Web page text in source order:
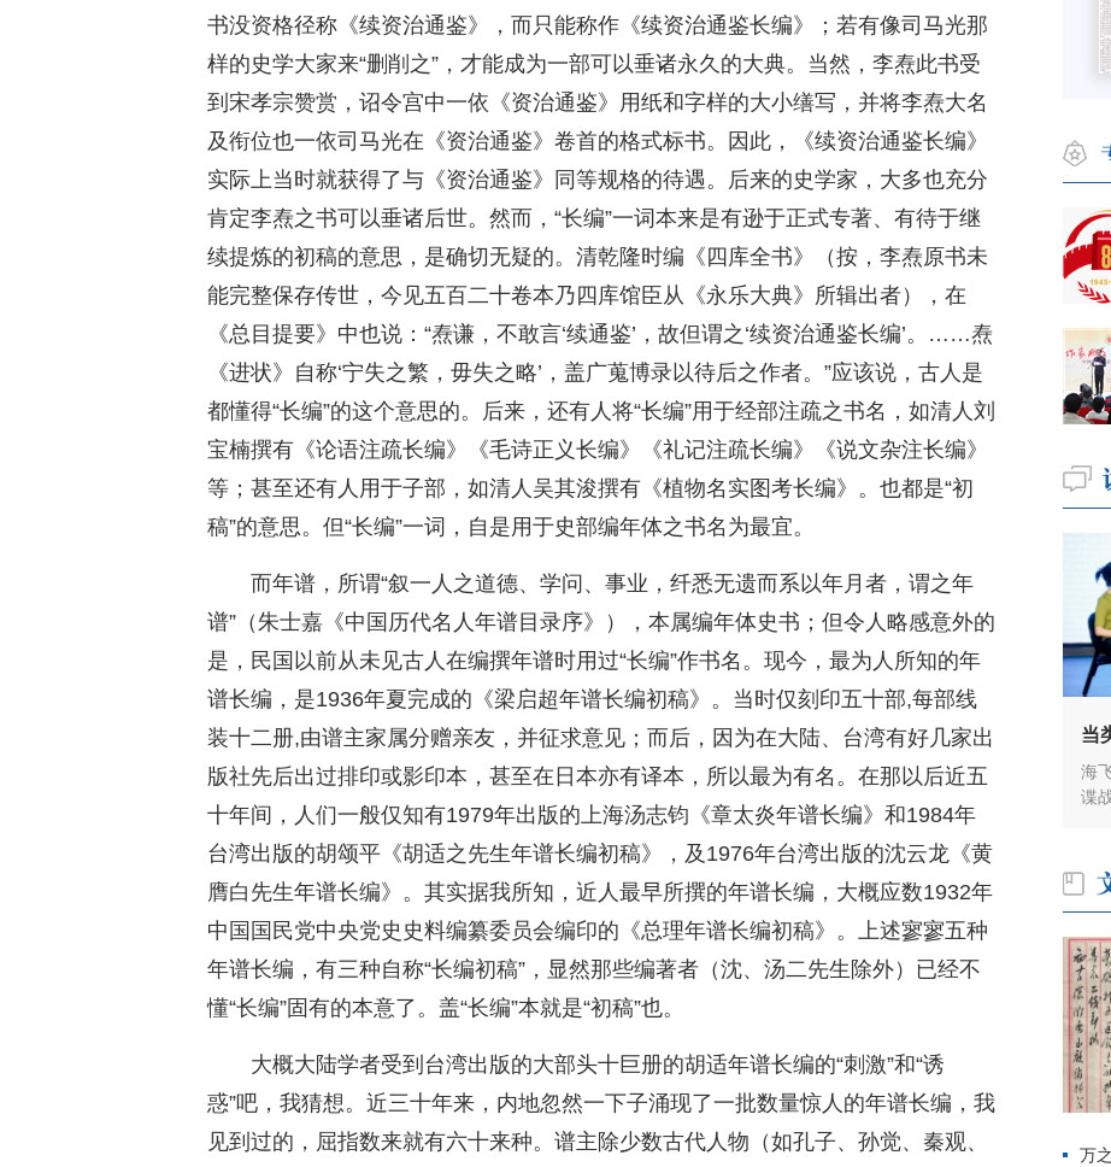
书没资格径称《续资治通鉴》，而只能称作《续资治通鉴长编》；若有像司马光那
样的史学大家来“删削之”，才能成为一部可以垂诸永久的大典。当然，李焘此书受
到宋孝宗赞赏，诏令宫中一依《资治通鉴》用纸和字样的大小缮写，并将李焘大名
及衔位也一依司马光在《资治通鉴》卷首的格式标书。因此，《续资治通鉴长编》
实际上当时就获得了与《资治通鉴》同等规格的待遇。后来的史学家，大多也充分
肯定李焘之书可以垂诸后世。然而，“长编”一词本来是有逊于正式专著、有待于继
续提炼的初稿的意思，是确切无疑的。清乾隆时编《四库全书》（按，李焘原书未
能完整保存传世，今见五百二十卷本乃四库馆臣从《永乐大典》所辑出者），在
《总目提要》中也说：“焘谦，不敢言‘续通鉴’，故但谓之‘续资治通鉴长编’。……焘
《进状》自称‘宁失之繁，毋失之略’，盖广蒐博录以待后之作者。”应该说，古人是
都懂得“长编”的这个意思的。后来，还有人将“长编”用于经部注疏之书名，如清人刘
宝楠撰有《论语注疏长编》《毛诗正义长编》《礼记注疏长编》《说文杂注长编》
等；甚至还有人用于子部，如清人吴其浚撰有《植物名实图考长编》。也都是“初
稿”的意思。但“长编”一词，自是用于史部编年体之书名为最宜。
而年谱，所谓“叙一人之道德、学问、事业，纤悉无遗而系以年月者，谓之年
谱”（朱士嘉《中国历代名人年谱目录序》），本属编年体史书；但令人略感意外的
是，民国以前从未见古人在编撰年谱时用过“长编”作书名。现今，最为人所知的年
谱长编，是1936年夏完成的《梁启超年谱长编初稿》。当时仅刻印五十部,每部线
装十二册,由谱主家属分赠亲友，并征求意见；而后，因为在大陆、台湾有好几家出
版社先后出过排印或影印本，甚至在日本亦有译本，所以最为有名。在那以后近五
十年间，人们一般仅知有1979年出版的上海汤志钧《章太炎年谱长编》和1984年
台湾出版的胡颂平《胡适之先生年谱长编初稿》，及1976年台湾出版的沈云龙《黄
膺白先生年谱长编》。其实据我所知，近人最早所撰的年谱长编，大概应数1932年
中国国民党中央党史史料编纂委员会编印的《总理年谱长编初稿》。上述寥寥五种
年谱长编，有三种自称“长编初稿”，显然那些编著者（沈、汤二先生除外）已经不
懂“长编”固有的本意了。盖“长编”本就是“初稿”也。
大概大陆学者受到台湾出版的大部头十巨册的胡适年谱长编的“刺激”和“诱
惑”吧，我猜想。近三十年来，内地忽然一下子涌现了一批数量惊人的年谱长编，我
见到过的，屈指数来就有六十来种。谱主除少数古代人物（如孔子、孙觉、秦观、
当
海
谍
万